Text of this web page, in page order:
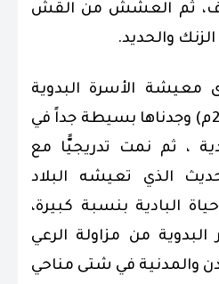
ثم العشش من القش
والحديد.
معيشة الأسرة البدوية
خلال القرن (14هـ/19ــ20م) وجدناها بسيطة جداً في
، ثم نمت تدريجيًّا مع
الذي تعيشه البلاد
البادية بنسبة كبيرة،
من مزاولة الرعي
والمدنية في شتى مناحي